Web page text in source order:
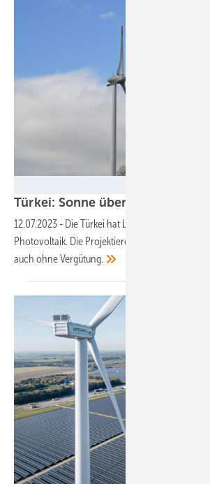
Türkei: Sonne überm
12.07.2023 - Die Türkei hat beste Bedingungen
Photovoltaik. Die Projektierer entwickeln
auch ohneVergütung.